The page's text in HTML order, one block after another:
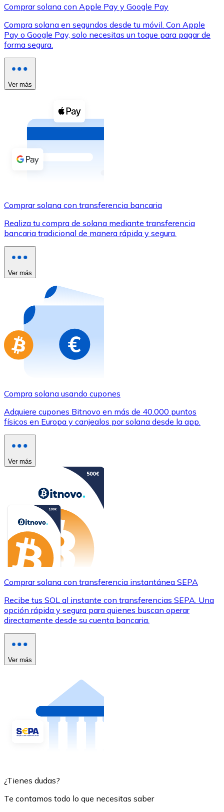
Ver todo
Compra criptomonedas con efectivo en tu tienda más
Comprar con efectivo
Transferencia SEPA
Añade fondos a tu cuenta Bitnovo o realiza compras
Tarjeta de crédito / débito
Nuevo
Compra tarjetas regalo de tus marcas favoritas con
Ir a la tienda de tarjetas regalo
Comprar solana con Apple Pay y Google Pay
Compra solana en segundos desde tu móvil. Con Apple
Pay o Google Pay, solo necesitas un toque para pagar de
forma segura.
Ver más
Comprar solana con transferencia bancaria
Realiza tu compra de solana mediante transferencia
bancaria tradicional de manera rápida y segura.
Ver más
Compra solana usando cupones
Adquiere cupones Bitnovo en más de 40.000 puntos
físicos en Europa y canjealos por solana desde la app.
Ver más
Comprar solana con transferencia instantánea SEPA
Recibe tus SOL al instante con transferencias SEPA. Una
opción rápida y segura para quienes buscan operar
directamente desde su cuenta bancaria.
Ver más
¿Tienes dudas?
Te contamos todo lo que necesitas saber